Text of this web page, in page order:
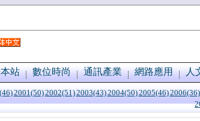
站 數位時尚 通訊產業 網路應用 人
2001(50)2002(51)2003(43)2004(50)2005(46)2006(36)